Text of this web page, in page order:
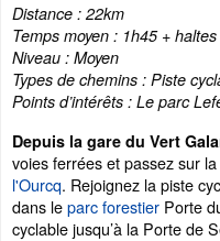
Distance : 22km
Temps moyen : 1h45 + haltes
Niveau : Moyen
Types de chemins : Piste
Points d’intérêts : Le parc
Depuis la gare du Vert
voies ferrées et passez sur
l'Ourcq. Rejoignez la piste
dans leparc forestier Porte
cyclable jusqu’à la Porte de